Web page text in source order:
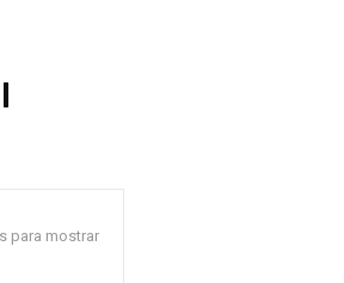
para mostrar